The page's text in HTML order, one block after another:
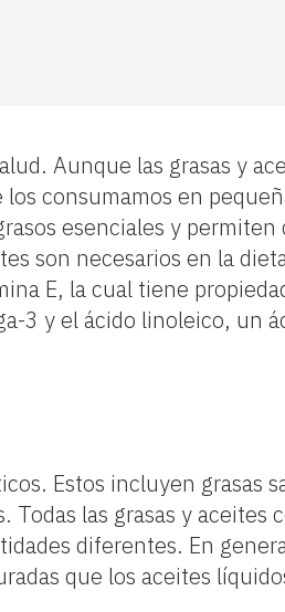
Aunque las grasas y
consumamos en
esenciales y
son necesarios en la
E, la cual tiene
3 y el ácido linoleico, un
Estos incluyen grasas
Todas las grasas y aceites
diferentes. En
que los aceites